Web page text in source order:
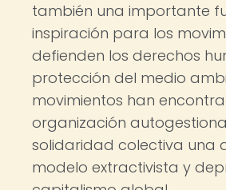
también una importante
inspiración para los
defienden los derechos
protección del medio
movimientos han
organización
solidaridad colectiva una
modelo extractivista y